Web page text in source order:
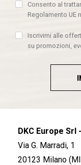
Consento al
Regolamento UE
Iscrivimi alle
su promozioni,
DKC Europe Srl
Via G. Marradi, 1
20123 Milano